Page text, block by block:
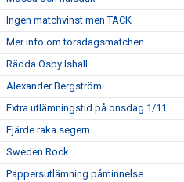
Ingen matchvinst men TACK
Mer info om torsdagsmatchen
Rädda Osby Ishall
Alexander Bergström
Extra utlämningstid på onsdag 1/11
Fjärde raka segern
Sweden Rock
Pappersutlämning påminnelse